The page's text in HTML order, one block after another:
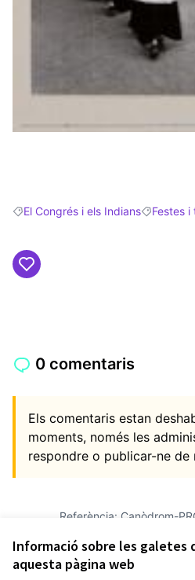
Informació sobre les galetes
aquesta pàgina web
Resultats en filtrar per: El Congrés i
El Congrés i els IndiansResultats
Festes
0 comentaris
Els comentaris estan
moments, només les
respondre o publicar-ne de
Referència: Canòdrom-
Verifica